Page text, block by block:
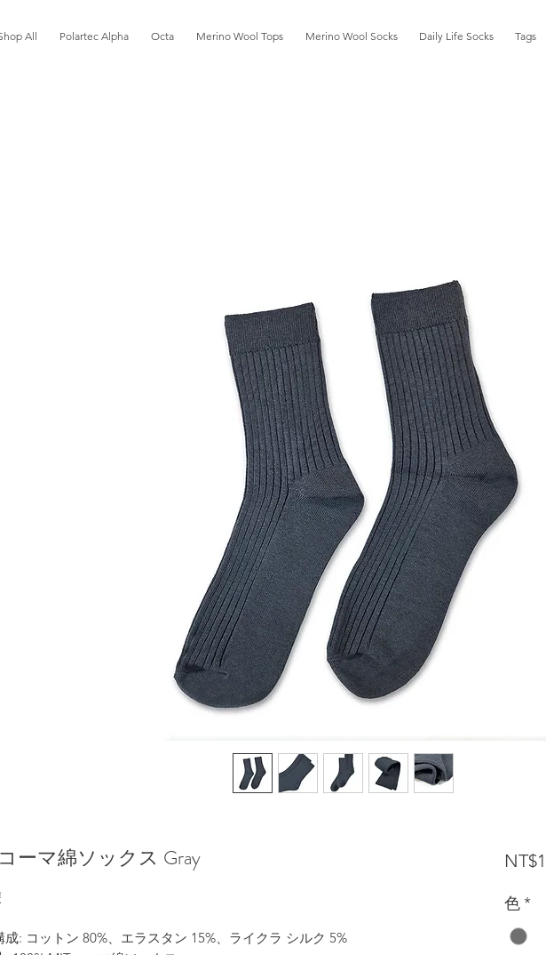
All Polartec Alpha Octa Merino Wool Tops Merino Wool Socks Daily Life Socks Tags
ーマ綿ソックス Gray
成: コットン 80%、エラスタン 15%、ライクラ シルク 5%
色*